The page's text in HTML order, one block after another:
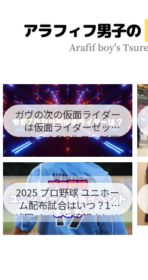
ガヴの次の仮面ライダー
は仮面ライダーゼッ
ツ！？令和7作目の新仮
面ライダー名が判明！
2025 プロ野球 ユニホー
ム配布試合はいつ？12
球団イベント情報まとめ